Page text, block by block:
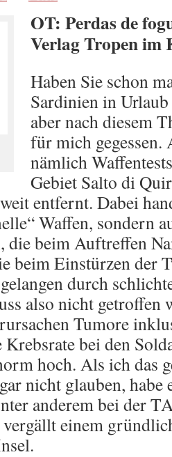
OT: Perdas de
Verlag Tropen
Haben Sie schon
Sardinien in
aber nach diesem
für mich
nämlich
Gebiet Salto di
entfernt. Dabei
Waffen, sondern
die beim Auftreffen
beim Einstürzen der
durch
also nicht getroffen
Tumore
bei den
hoch. Als ich das
nicht glauben,
anderem bei der
einem